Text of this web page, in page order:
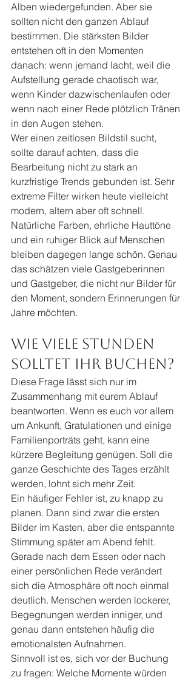
Alben wiedergefunden. Aber sie
sollten nicht den ganzen Ablauf
bestimmen. Die stärksten Bilder
entstehen oft in den Momenten
danach: wenn jemand lacht, weil die
Aufstellung gerade chaotisch war,
wenn Kinder dazwischenlaufen oder
wenn nach einer Rede plötzlich Tränen
in den Augen stehen.
Wer einen zeitlosen Bildstil sucht,
sollte darauf achten, dass die
Bearbeitung nicht zu stark an
kurzfristige Trends gebunden ist. Sehr
extreme Filter wirken heute vielleicht
modern, altern aber oft schnell.
Natürliche Farben, ehrliche Hauttöne
und ein ruhiger Blick auf Menschen
bleiben dagegen lange schön. Genau
das schätzen viele Gastgeberinnen
und Gastgeber, die nicht nur Bilder für
den Moment, sondern Erinnerungen für
Jahre möchten.
Wie viele Stunden
solltet ihr buchen?
Diese Frage lässt sich nur im
Zusammenhang mit eurem Ablauf
beantworten. Wenn es euch vor allem
um Ankunft, Gratulationen und einige
Familienporträts geht, kann eine
kürzere Begleitung genügen. Soll die
ganze Geschichte des Tages erzählt
werden, lohnt sich mehr Zeit.
Ein häufiger Fehler ist, zu knapp zu
planen. Dann sind zwar die ersten
Bilder im Kasten, aber die entspannte
Stimmung später am Abend fehlt.
Gerade nach dem Essen oder nach
einer persönlichen Rede verändert
sich die Atmosphäre oft noch einmal
deutlich. Menschen werden lockerer,
Begegnungen werden inniger, und
genau dann entstehen häufig die
emotionalsten Aufnahmen.
Sinnvoll ist es, sich vor der Buchung
zu fragen: Welche Momente würden